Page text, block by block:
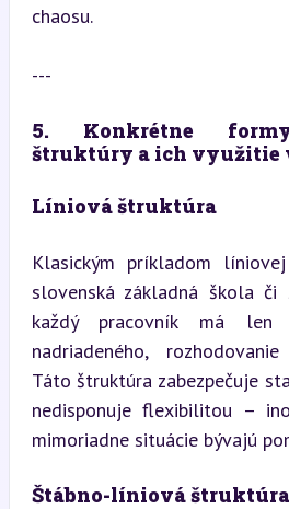
chaosu.
---
5. Konkrétne
štruktúry a ich využitie
Líniová štruktúra
Klasickým príkladom
slovenská základná škola či
každý pracovník má len
nadriadeného,
Táto štruktúra zabezpečuje
nedisponuje flexibilitou –
mimoriadne situácie bývajú
Štábno-líniová štruktúra